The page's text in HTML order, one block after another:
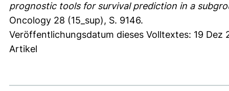
prognostic tools for survival prediction in a
Oncology 28 (15_sup), S. 9146.
Veröffentlichungsdatum dieses Volltextes: 19 Dez
Artikel